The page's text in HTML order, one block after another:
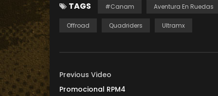
TAGS #Canam Aventura En Ruedas
Offroad Quadriders Ultramx
Previous Video
Promocional RPM4